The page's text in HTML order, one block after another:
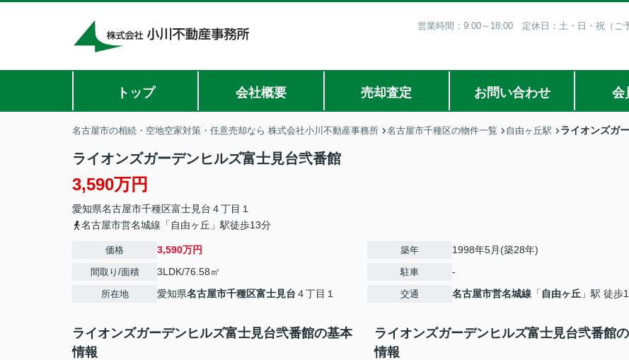
営業時間：9:00～18:00 定休日：土・日・祝（ご
トップ 会社概要 売却査定 お問い合わせ 会
名古屋市の相続・空地空家対策・任意売却なら 株式会社小川不動産事務所 名古屋市千種区の物件一覧 自由ヶ丘駅 ライオンズガ
ライオンズガーデンヒルズ富士見台弐番館
3,590万円
愛知県名古屋市千種区富士見台 ４丁目１
名古屋市営名城線「自由ヶ丘」駅徒歩13分
価格 3,590万円
間取り/面積 3LDK/76.58㎡
所在地 愛知県名古屋市千種区富士見台 ４丁目１
築年 1998年5月(築28年)
駐車 -
交通 名古屋市営名城線 「 自由ヶ丘 」駅 徒歩
ライオンズガーデンヒルズ富士見台弐番館の基本
情報
ライオンズガーデンヒルズ富士見台弐番館
情報